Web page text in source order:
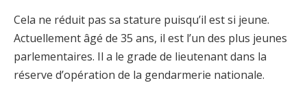
Cela ne réduit pas sa stature puisqu’il est si jeune.
Actuellement âgé de 35 ans, il est l’un des plus jeunes
parlementaires. Il a le grade de lieutenant dans la
réserve d’opération de la gendarmerie nationale.